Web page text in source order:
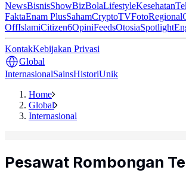
NewsBisnisShowBizBolaLifestyleKesehatan
FaktaEnam PlusSahamCryptoTVFotoRegional
OffIslamiCitizen6OpiniFeedsOtosiaSpotlight
KontakKebijakan Privasi
Global
InternasionalSainsHistoriUnik
Home
Global
Internasional
Pesawat Rombongan